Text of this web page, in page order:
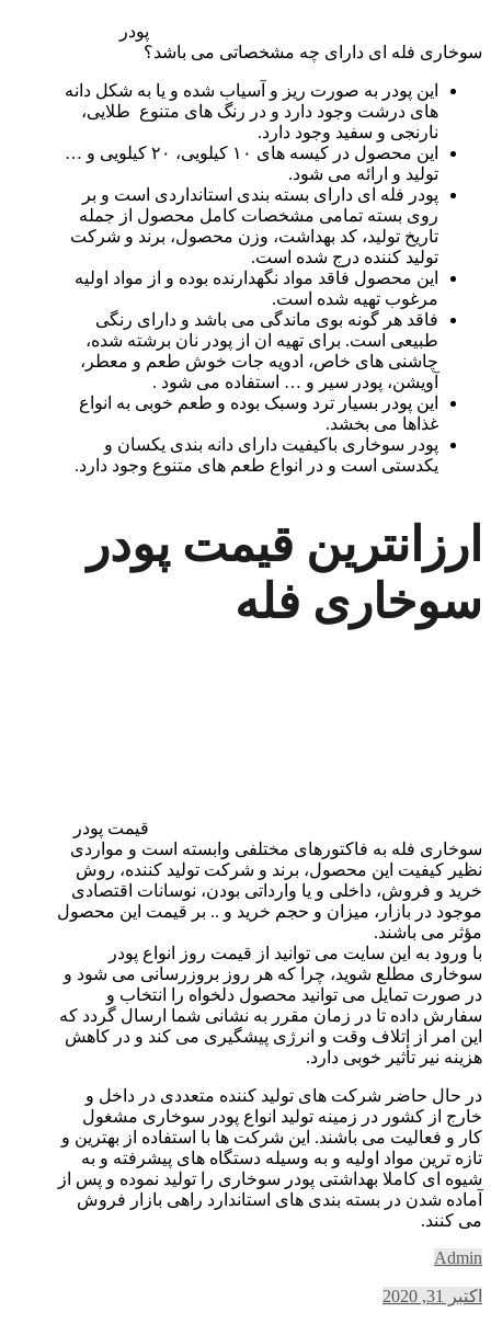
پودر
سوخاری فله ای دارای چه مشخصاتی می باشد؟
این پودر به صورت ریز و آسیاب شده و یا به شکل دانه
های درشت وجود دارد و در رنگ های متنوع طلایی،
نارنجی و سفید وجود دارد.
این محصول در کیسه های ۱۰ کیلویی، ۲۰ کیلویی و …
تولید و ارائه می شود.
پودر فله ای دارای بسته بندی استانداردی است و بر
روی بسته تمامی مشخصات کامل محصول از جمله
تاریخ تولید، کد بهداشت، وزن محصول، برند و شرکت
تولید کننده درج شده است.
این محصول فاقد مواد نگهدارنده بوده و از مواد اولیه
مرغوب تهیه شده است.
فاقد هر گونه بوی ماندگی می باشد و دارای رنگی
طبیعی است. برای تهیه ان از پودر نان برشته شده،
چاشنی های خاص، ادویه جات خوش طعم و معطر،
آویشن، پودر سیر و … استفاده می شود .
این پودر بسیار ترد وسبک بوده و طعم خوبی به انواع
غذاها می بخشد.
پودر سوخاری باکیفیت دارای دانه بندی یکسان و
یکدستی است و در انواع طعم های متنوع وجود دارد.
ارزانترین قیمت پودر
سوخاری فله
قیمت پودر
سوخاری فله به فاکتورهای مختلفی وابسته است و مواردی
نظیر کیفیت این محصول، برند و شرکت تولید کننده، روش
خرید و فروش، داخلی و یا وارداتی بودن، نوسانات اقتصادی
موجود در بازار، میزان و حجم خرید و .. بر قیمت این محصول
مؤثر می باشند.
با ورود به این سایت می توانید از قیمت روز انواع پودر
سوخاری مطلع شوید، چرا که هر روز بروزرسانی می شود و
در صورت تمایل می توانید محصول دلخواه را انتخاب و
سفارش داده تا در زمان مقرر به نشانی شما ارسال گردد که
این امر از اتلاف وقت و انرژی پیشگیری می کند و در کاهش
هزینه نیر تأثیر خوبی دارد.
در حال حاضر شرکت های تولید کننده متعددی در داخل و
خارج از کشور در زمینه تولید انواع پودر سوخاری مشغول
کار و فعالیت می باشند. این شرکت ها با استفاده از بهترین و
تازه ترین مواد اولیه و به وسیله دستگاه های پیشرفته و به
شیوه ای کاملا بهداشتی پودر سوخاری را تولید نموده و پس از
آماده شدن در بسته بندی های استاندارد راهی بازار فروش
می کنند.
Admin
اکتبر 31, 2020